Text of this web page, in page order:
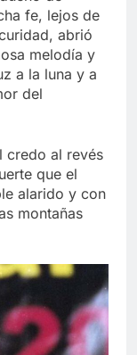
fe, lejos de
abrió
melodía y
a la luna y a
del
credo al revés
que el
alarido y con
montañas